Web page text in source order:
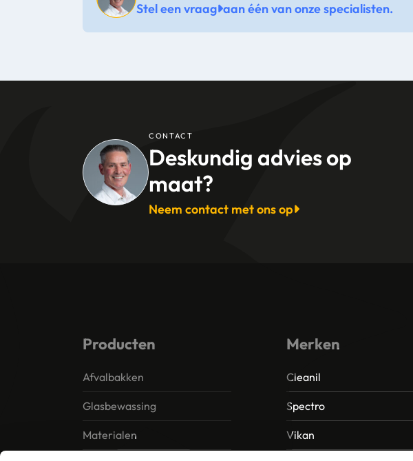
Stel een vraag aan één van onze specialisten.
CONTACT
Deskundig advies op
maat?
Neem contact met ons op
Producten
Afvalbakken
Glasbewassing
Materialen
Merken
Cleanil
Spectro
Vikan